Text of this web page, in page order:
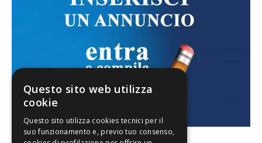
Questo sito web utilizza
cookie